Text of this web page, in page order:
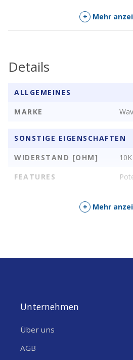
https:// + Mehr
Details
ALLGEMEINES
MARKE
SONSTIGE EIGENSCHAFTEN
WIDERSTAND [OHM]
10K
FEATURES
+ Mehr
Unternehmen
Über uns
AGB